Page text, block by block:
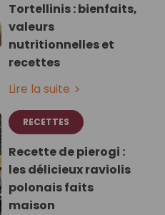
Tortellinis : bienfaits,
valeurs
nutritionnelles et
recettes
Lire la suite
RECETTES
Recette de pierogi :
les délicieux raviolis
polonais faits
maison